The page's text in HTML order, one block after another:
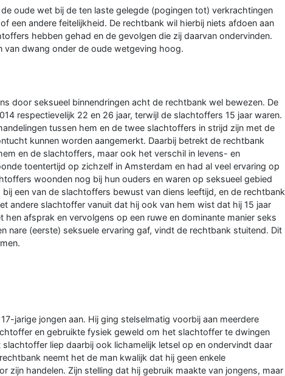
oude wet bij de ten laste gelegde (pogingen tot) verkrachtingen
een andere feitelijkheid. De rechtbank wil hierbij niets afdoen aan
hebben gehad en de gevolgen die zij daarvan ondervinden.
van dwang onder de oude wetgeving hoog.
door seksueel binnendringen acht de rechtbank wel bewezen. De
respectievelijk 22 en 26 jaar, terwijl de slachtoffers 15 jaar waren.
tussen hem en de twee slachtoffers in strijd zijn met de
kunnen worden aangemerkt. Daarbij betrekt de rechtbank
en de slachtoffers, maar ook het verschil in levens- en
toentertijd op zichzelf in Amsterdam en had al veel ervaring op
woonden nog bij hun ouders en waren op seksueel gebied
een van de slachtoffers bewust van diens leeftijd, en de rechtbank
andere slachtoffer vanuit dat hij ook van hem wist dat hij 15 jaar
afsprak en vervolgens op een ruwe en dominante manier seks
nare (eerste) seksuele ervaring gaf, vindt de rechtbank stuitend. Dit
jarige jongen aan. Hij ging stelselmatig voorbij aan meerdere
en gebruikte fysiek geweld om het slachtoffer te dwingen
liep daarbij ook lichamelijk letsel op en ondervindt daar
neemt het de man kwalijk dat hij geen enkele
zijn handelen. Zijn stelling dat hij gebruik maakte van jongens, maar